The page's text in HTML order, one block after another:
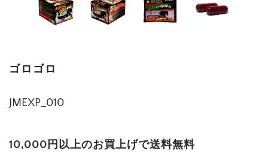
ゴロゴロ
JMEXP_010
10,000円以上のお買上げで送料無料